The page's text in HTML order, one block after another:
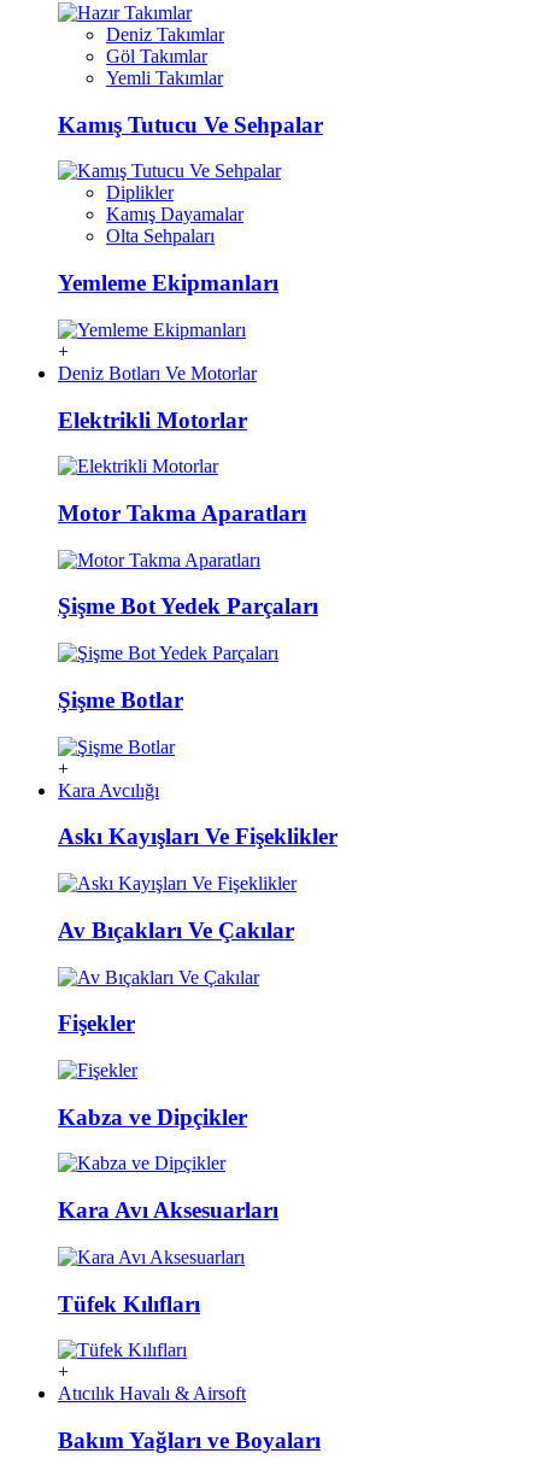
Deniz Takımlar
Göl Takımlar
Yemli Takımlar
Kamış Tutucu Ve Sehpalar
Diplikler
Kamış Dayamalar
Olta Sehpaları
Yemleme Ekipmanları
+
Deniz Botları Ve Motorlar
Elektrikli Motorlar
Motor Takma Aparatları
Şişme Bot Yedek Parçaları
Şişme Botlar
+
Kara Avcılığı
Askı Kayışları Ve Fişeklikler
Av Bıçakları Ve Çakılar
Fişekler
Kabza ve Dipçikler
Kara Avı Aksesuarları
Tüfek Kılıfları
+
Atıcılık Havalı & Airsoft
Bakım Yağları ve Boyaları